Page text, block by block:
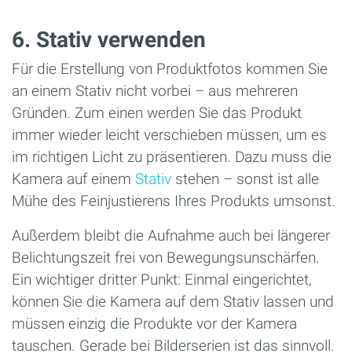
6. Stativ verwenden
Für die Erstellung von Produktfotos kommen Sie
an einem Stativ nicht vorbei – aus mehreren
Gründen. Zum einen werden Sie das Produkt
immer wieder leicht verschieben müssen, um es
im richtigen Licht zu präsentieren. Dazu muss die
Kamera auf einem Stativ stehen – sonst ist alle
Mühe des Feinjustierens Ihres Produkts umsonst.
Außerdem bleibt die Aufnahme auch bei längerer
Belichtungszeit frei von Bewegungsunschärfen.
Ein wichtiger dritter Punkt: Einmal eingerichtet,
können Sie die Kamera auf dem Stativ lassen und
müssen einzig die Produkte vor der Kamera
tauschen. Gerade bei Bilderserien ist das sinnvoll.